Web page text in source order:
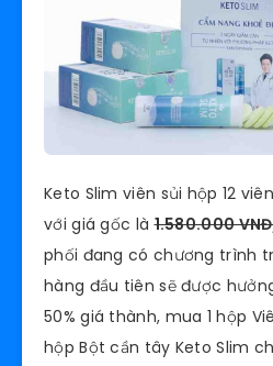
Keto Slim viên sủi hộp 12
với giá gốc là1.580.000
phối đang có chương trình
hàng đầu tiên sẽ được
50% giá thành, mua 1 hộp
hộp Bột cần tây Keto Slim